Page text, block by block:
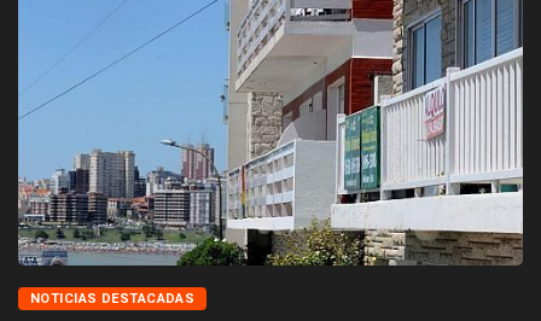
NOTICIAS DESTACADAS